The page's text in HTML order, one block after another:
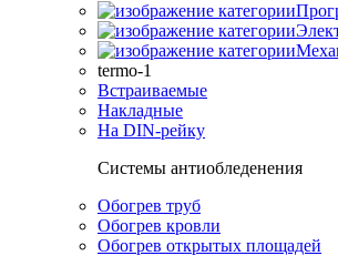
termo-1
Встраиваемые
Накладные
На DIN-рейку
Системы антиобледенения
Обогрев труб
Обогрев кровли
Обогрев открытых площадей